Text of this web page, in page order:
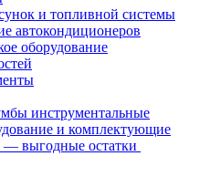
и топливной системы
автокондиционеров
оборудование
инструментальные
и комплектующие
— выгодные остатки